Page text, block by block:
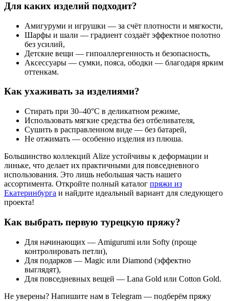
Для каких изделий подходит?
Амигуруми и игрушки — за счёт плотности и мягкости,
Шарфы и шали — градиент создаёт эффектное полотно
без усилий,
Детские вещи — гипоаллергенность и безопасность,
Аксессуары — сумки, пояса, ободки — благодаря ярким
оттенкам.
Как ухаживать за изделиями?
Стирать при 30–40°C в деликатном режиме,
Использовать мягкие средства без отбеливателя,
Сушить в расправленном виде — без батарей,
Не отжимать — особенно изделия из плюша.
Большинство коллекций Alize устойчивы к деформации и
линьке, что делает их практичными для повседневного
использования. Это лишь небольшая часть нашего
ассортимента. Откройте полный каталог пряжи из
Екатеринбурга и найдите идеальный вариант для следующего
проекта!
Как выбрать первую турецкую пряжу?
Для начинающих — Amigurumi или Softy (проще
контролировать петли),
Для подарков — Magic или Diamond (эффектно
выглядят),
Для повседневных вещей — Lana Gold или Cotton Gold.
Не уверены? Напишите нам в Telegram — подберём пряжу